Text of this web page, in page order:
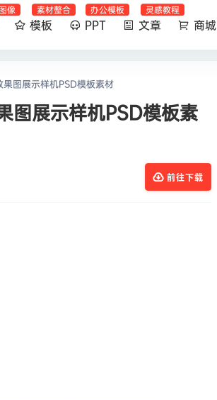
像
模板
素材整合
PPT
办公模板
文章
灵感教程
商城
图展示样机PSD模板素材
图展示样机PSD模板素
前往下载